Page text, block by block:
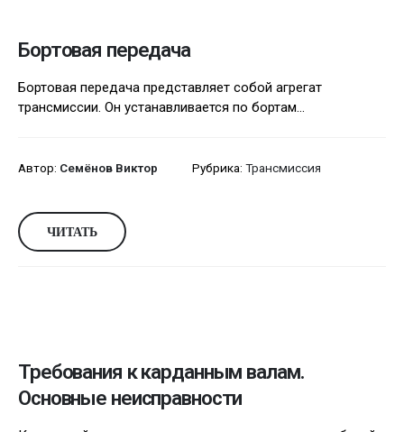
Бортовая передача
Бортовая передача представляет собой агрегат
трансмиссии. Он устанавливается по бортам...
Автор: Семёнов Виктор Рубрика: Трансмиссия
ЧИТАТЬ
Требования к карданным валам.
Основные неисправности